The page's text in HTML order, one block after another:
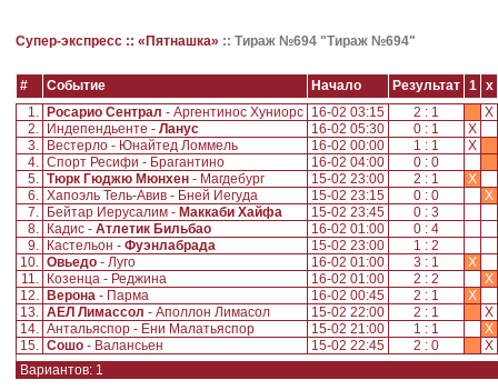
Супер-экспресс :: «Пятнашка» :: Тираж №694 "Тираж №694"
# Событие Начало Результат 1
x
1.
Росарио Сентрал - Аргентинос Хуниорс 16-02 03:15 2 : 1
X
2.
Индепендьенте - Ланус 16-02 05:30 0 : 1
X
3.
Вестерло - Юнайтед Ломмель 16-02 00:00 1 : 1
X
4. Спорт Ресифи - Брагантино 16-02 04:00
0 : 0
5. Тюрк Гюджю Мюнхен - Магдебург 15-02 23:00 2 : 1
X
6. Хапоэль Тель-Авив - Бней Иегуда 15-02 23:15 0 : 0
X
7.
Бейтар Иерусалим - Маккаби Хайфа 15-02 23:45
0 : 3
8.
Кадис - Атлетик Бильбао 16-02 01:00
0 : 4
9.
Кастельон - Фуэнлабрада 15-02 23:00
1 : 2
10. Овьедо - Луго 16-02 01:00 3 : 1
X
11.
Козенца - Реджина 16-02 01:00 2 : 2
X
12.
Верона - Парма 16-02 00:45 2 : 1
X
13. АЕЛ Лимассол - Аполлон Лимасол 15-02 22:00 2 : 1
X
14. Антальяспор - Ени Малатьяспор 15-02 21:00 1 : 1
X
15. Сошо - Валансьен 15-02 22:45 2 : 0
X
Вариантов: 1